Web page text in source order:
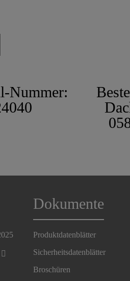
Nummer:
Dokumente
Produktdatenblätter
Sicherheitsdatenblätter
Broschüren